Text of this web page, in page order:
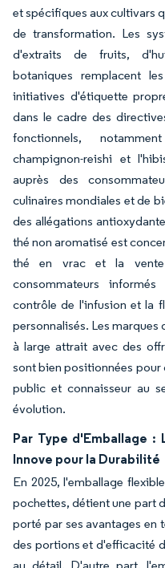
et spécifiques aux cultivars
de transformation. Les
d'extraits de fruits,
botaniques remplacent
initiatives d'étiquette
dans le cadre des
fonctionnels,
champignon-reishi et
auprès des
culinaires mondiales et de
des allégations
thé non aromatisé est
thé en vrac et la
consommateurs
contrôle de l'infusion et la
personnalisés. Les
à large attrait avec des
sont bien positionnées pour
public et connaisseur au
évolution.
Par Type d'Emballage :
Innove pour la Durabilité
En 2025, l'emballage
pochettes, détient une part
porté par ses avantages
des portions et d'efficacité